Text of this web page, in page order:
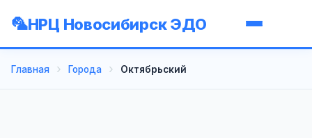
НРЦ Новосибирск ЭДО
Главная Города Октябрьский